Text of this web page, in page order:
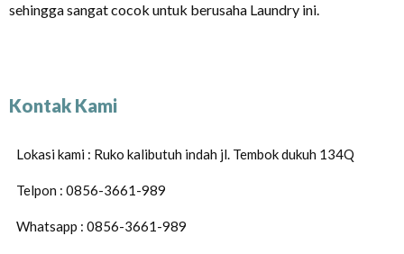
sehingga sangat cocok untuk berusaha Laundry ini.
Kontak Kami
Lokasi kami : Ruko kalibutuh indah jl. Tembok dukuh 134Q
Telpon : 0856-3661-989
Whatsapp : 0856-3661-989